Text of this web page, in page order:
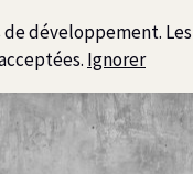
développement. Les
Ignorer